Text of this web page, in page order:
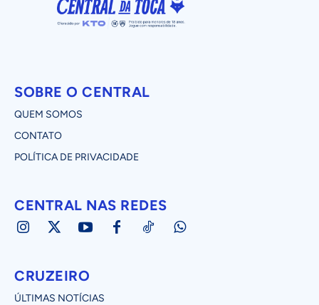
SOBRE O CENTRAL
QUEM SOMOS
CONTATO
POLÍTICA DE PRIVACIDADE
CENTRAL NAS REDES
CRUZEIRO
ÚLTIMAS NOTÍCIAS